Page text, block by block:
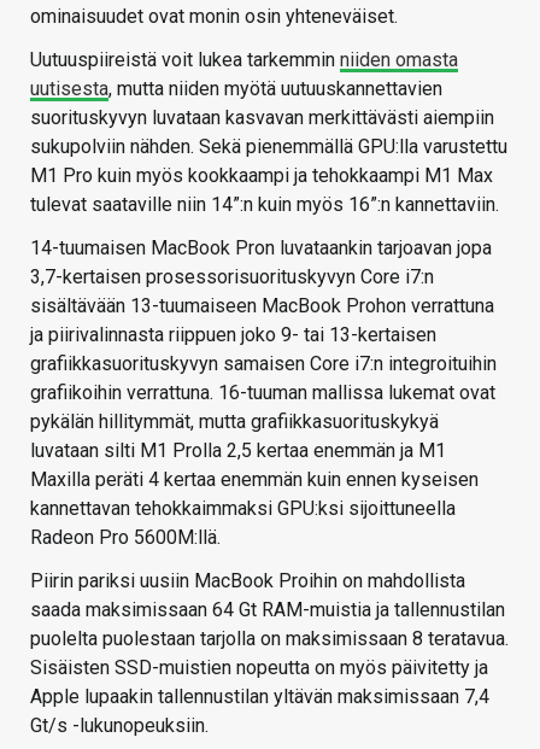
ominaisuudet ovat monin osin yhteneväiset.
Uutuuspiireistä voit lukea tarkemmin niiden omasta
uutisesta, mutta niiden myötä uutuuskannettavien
suorituskyvyn luvataan kasvavan merkittävästi aiempiin
sukupolviin nähden. Sekä pienemmällä GPU:lla varustettu
M1 Pro kuin myös kookkaampi ja tehokkaampi M1 Max
tulevat saataville niin 14”:n kuin myös 16”:n kannettaviin.
14-tuumaisen MacBook Pron luvataankin tarjoavan jopa
3,7-kertaisen prosessorisuorituskyvyn Core i7:n
sisältävään 13-tuumaiseen MacBook Prohon verrattuna
ja piirivalinnasta riippuen joko 9- tai 13-kertaisen
grafiikkasuorituskyvyn samaisen Core i7:n integroituihin
grafiikoihin verrattuna. 16-tuuman mallissa lukemat ovat
pykälän hillitymmät, mutta grafiikkasuorituskykyä
luvataan silti M1 Prolla 2,5 kertaa enemmän ja M1
Maxilla peräti 4 kertaa enemmän kuin ennen kyseisen
kannettavan tehokkaimmaksi GPU:ksi sijoittuneella
Radeon Pro 5600M:llä.
Piirin pariksi uusiin MacBook Proihin on mahdollista
saada maksimissaan 64 Gt RAM-muistia ja tallennustilan
puolelta puolestaan tarjolla on maksimissaan 8 teratavua.
Sisäisten SSD-muistien nopeutta on myös päivitetty ja
Apple lupaakin tallennustilan yltävän maksimissaan 7,4
Gt/s -lukunopeuksiin.